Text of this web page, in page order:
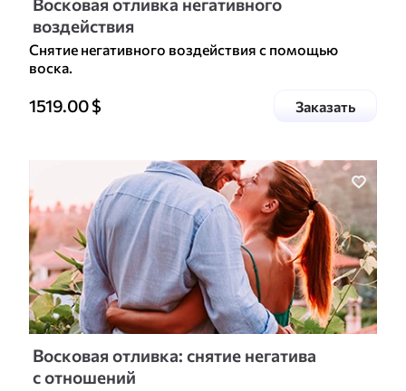
воздействия
Снятие негативного воздействия с помощью
воска.
Цена доп. услуги
1519.00 $ Заказатьуслугу
Восковая отливка: снятие негатива
с отношений